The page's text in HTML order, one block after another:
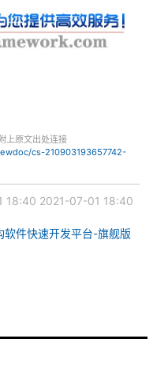
上原文出处连接
cs-210903193657742-
18:40 2021-07-01 18:40
件快速开发平台-旗舰版